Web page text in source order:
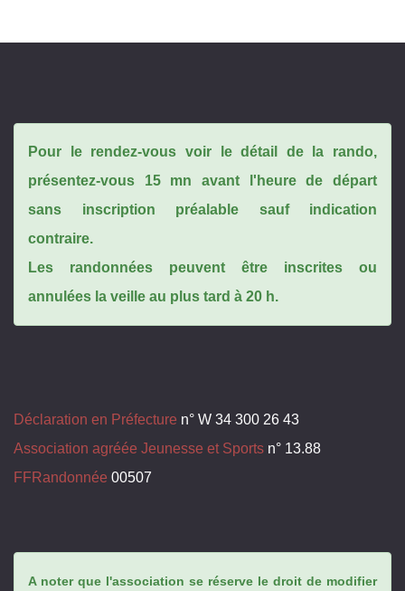
Pour le rendez-vous voir le détail de la rando,
présentez-vous 15 mn avant l'heure de départ
sans inscription préalable sauf indication
contraire.
Les randonnées peuvent être inscrites ou
annulées la veille au plus tard à 20 h.
Déclaration en Préfecture n° W 34 300 26 43
Association agréée Jeunesse et Sports n° 13.88
FFRandonnée 00507
A noter que l'association se réserve le droit de modifier